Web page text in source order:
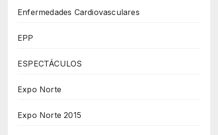
Enfermedades Cardiovasculares
EPP
ESPECTÁCULOS
Expo Norte
Expo Norte 2015